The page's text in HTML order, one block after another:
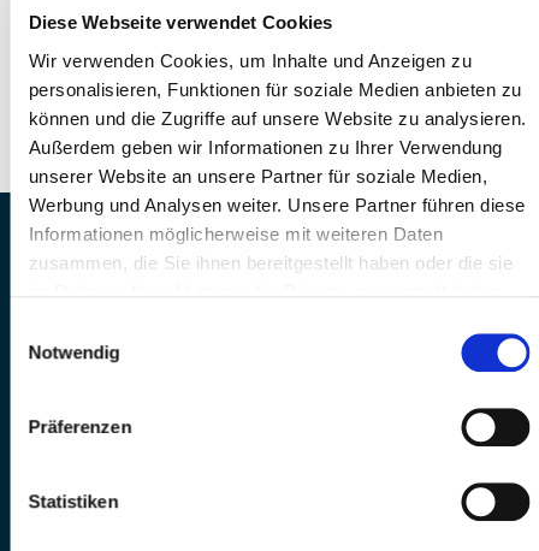
Diese Webseite verwendet Cookies
Wir verwenden Cookies, um Inhalte und Anzeigen zu
personalisieren, Funktionen für soziale Medien anbieten zu
können und die Zugriffe auf unsere Website zu analysieren.
Außerdem geben wir Informationen zu Ihrer Verwendung
unserer Website an unsere Partner für soziale Medien,
Werbung und Analysen weiter. Unsere Partner führen diese
Informationen möglicherweise mit weiteren Daten
zusammen, die Sie ihnen bereitgestellt haben oder die sie
Notwendig
Präferenzen
Statistiken
Questions?
FEEL FREE TO CONTACT US!
Phone: +41 41 260 33 67
E-mail:info(at)mssports.ch
MS Sports AG • Sonnenrain 3b • CH-6221
MS Sports folgen